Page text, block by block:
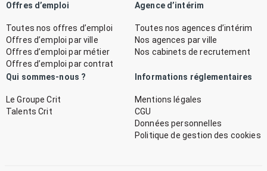
Offres d’emploi
Toutes nos offres d’emploi
Offres d’emploi par ville
Offres d’emploi par métier
Offres d’emploi par contrat
Agence d’intérim
Toutes nos agences d’intérim
Nos agences par ville
Nos cabinets de recrutement
Qui sommes-nous ?
Le Groupe Crit
Talents Crit
Informations réglementaires
Mentions légales
CGU
Données personnelles
Politique de gestion des cookies